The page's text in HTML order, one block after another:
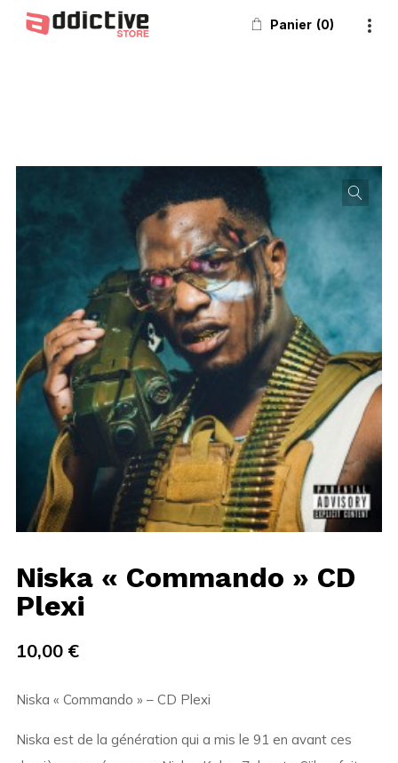
Panier 0
Niska « Commando » CD
Plexi
10,00 €
Niska « Commando » – CD Plexi
Niska est de la génération qui a mis le 91 en avant ces